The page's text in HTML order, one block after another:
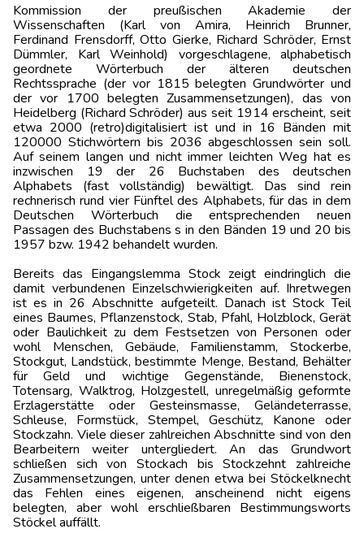
Kommission der preußischen Akademie der
Wissenschaften (Karl von Amira, Heinrich Brunner,
Ferdinand Frensdorff, Otto Gierke, Richard Schröder, Ernst
Dümmler, Karl Weinhold) vorgeschlagene, alphabetisch
geordnete Wörterbuch der älteren deutschen
Rechtssprache (der vor 1815 belegten Grundwörter und
der vor 1700 belegten Zusammensetzungen), das von
Heidelberg (Richard Schröder) aus seit 1914 erscheint, seit
etwa 2000 (retro)digitalisiert ist und in 16 Bänden mit
120000 Stichwörtern bis 2036 abgeschlossen sein soll.
Auf seinem langen und nicht immer leichten Weg hat es
inzwischen 19 der 26 Buchstaben des deutschen
Alphabets (fast vollständig) bewältigt. Das sind rein
rechnerisch rund vier Fünftel des Alphabets, für das in dem
Deutschen Wörterbuch die entsprechenden neuen
Passagen des Buchstabens s in den Bänden 19 und 20 bis
1957 bzw. 1942 behandelt wurden.
Bereits das Eingangslemma Stock zeigt eindringlich die
damit verbundenen Einzelschwierigkeiten auf. Ihretwegen
ist es in 26 Abschnitte aufgeteilt. Danach ist Stock Teil
eines Baumes, Pflanzenstock, Stab, Pfahl, Holzblock, Gerät
oder Baulichkeit zu dem Festsetzen von Personen oder
wohl Menschen, Gebäude, Familienstamm, Stockerbe,
Stockgut, Landstück, bestimmte Menge, Bestand, Behälter
für Geld und wichtige Gegenstände, Bienenstock,
Totensarg, Walktrog, Holzgestell, unregelmäßig geformte
Erzlagerstätte oder Gesteinsmasse, Geländeterrasse,
Schleuse, Formstück, Stempel, Geschütz, Kanone oder
Stockzahn. Viele dieser zahlreichen Abschnitte sind von den
Bearbeitern weiter untergliedert. An das Grundwort
schließen sich von Stockach bis Stockzehnt zahlreiche
Zusammensetzungen, unter denen etwa bei Stöckelknecht
das Fehlen eines eigenen, anscheinend nicht eigens
belegten, aber wohl erschließbaren Bestimmungsworts
Stöckel auffällt.